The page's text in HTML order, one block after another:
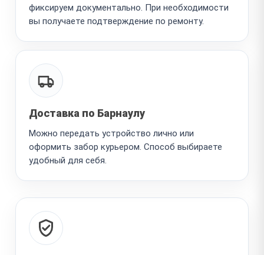
фиксируем документально. При необходимости
вы получаете подтверждение по ремонту.
Доставка по Барнаулу
Можно передать устройство лично или
оформить забор курьером. Способ выбираете
удобный для себя.